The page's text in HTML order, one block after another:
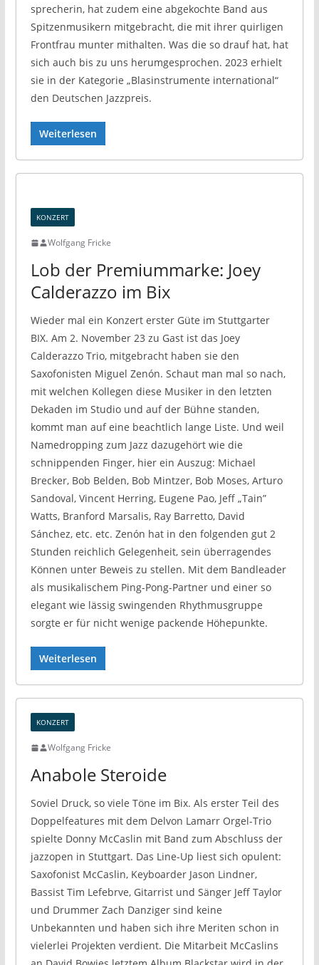
sprecherin, hat zudem eine abgekochte Band aus
Spitzenmusikern mitgebracht, die mit ihrer quirligen
Frontfrau munter mithalten. Was die so drauf hat, hat
sich auch bis zu uns herumgesprochen. 2023 erhielt
sie in der Kategorie „Blasinstrumente international“
den Deutschen Jazzpreis.
Weiterlesen
KONZERT
Wolfgang Fricke
Lob der Premiummarke: Joey
Calderazzo im Bix
Wieder mal ein Konzert erster Güte im Stuttgarter
BIX. Am 2. November 23 zu Gast ist das Joey
Calderazzo Trio, mitgebracht haben sie den
Saxofonisten Miguel Zenón. Schaut man mal so nach,
mit welchen Kollegen diese Musiker in den letzten
Dekaden im Studio und auf der Bühne standen,
kommt man auf eine beachtlich lange Liste. Und weil
Namedropping zum Jazz dazugehört wie die
schnippenden Finger, hier ein Auszug: Michael
Brecker, Bob Belden, Bob Mintzer, Bob Moses, Arturo
Sandoval, Vincent Herring, Eugene Pao, Jeff „Tain”
Watts, Branford Marsalis, Ray Barretto, David
Sánchez, etc. etc. Zenón hat in den folgenden gut 2
Stunden reichlich Gelegenheit, sein überragendes
Können unter Beweis zu stellen. Mit dem Bandleader
als musikalischem Ping-Pong-Partner und einer so
elegant wie lässig swingenden Rhythmusgruppe
sorgte er für nicht wenige packende Höhepunkte.
Weiterlesen
KONZERT
Wolfgang Fricke
Anabole Steroide
Soviel Druck, so viele Töne im Bix. Als erster Teil des
Doppelfeatures mit dem Delvon Lamarr Orgel-Trio
spielte Donny McCaslin mit Band zum Abschluss der
jazzopen in Stuttgart. Das Line-Up liest sich opulent:
Saxofonist McCaslin, Keyboarder Jason Lindner,
Bassist Tim Lefebrve, Gitarrist und Sänger Jeff Taylor
und Drummer Zach Danziger sind keine
Unbekannten und haben sich ihre Meriten schon in
vielerlei Projekten verdient. Die Mitarbeit McCaslins